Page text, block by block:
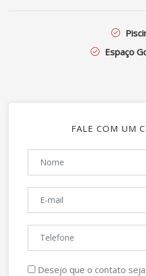
Espaço
FALE COM UM
Desejo que o contato